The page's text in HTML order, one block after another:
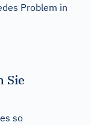
Problem in
Sie
so